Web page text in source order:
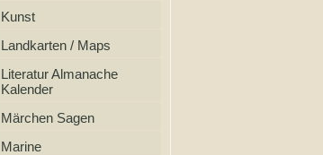
Kunst
Landkarten / Maps
Literatur Almanache
Kalender
Märchen Sagen
Marine